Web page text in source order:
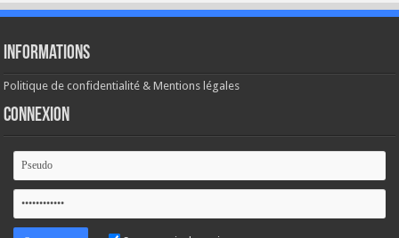
Informations
Politique de confidentialité & Mentions légales
Connexion